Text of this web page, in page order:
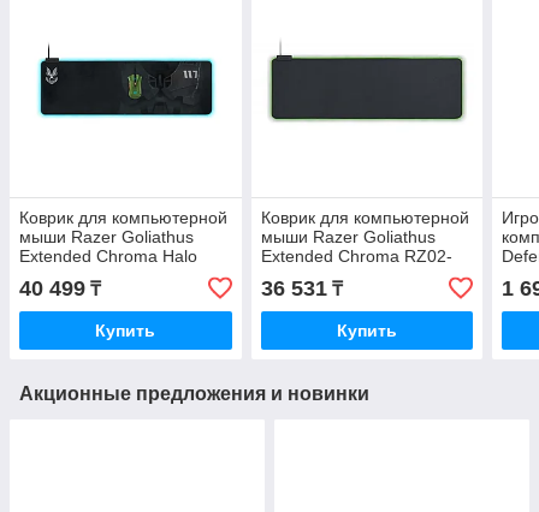
Коврик для компьютерной
мыши Razer Goliathus
Extended Chroma Halo
Infinite RZ02-02500600-
R3M1
40 499 ₸
Купить
Коврик для компьютерной
мыши Razer Goliathus
Extended Chroma RZ02-
02500300-R3M1
36 531₸
Купить
1
Акционные предложения и новинки